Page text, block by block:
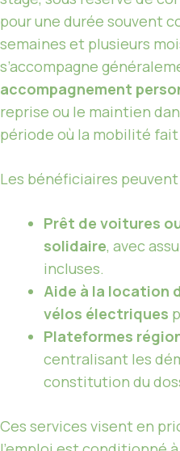
pour une durée souvent
semaines et plusieurs
s’accompagne
accompagnement
reprise ou le maintien
période où la mobilité
Les bénéficiaires
Prêt de voitures
solidaire, avec
incluses.
Aide à la location
vélos électriques
Plateformes
centralisant les
constitution du
Ces services visent en